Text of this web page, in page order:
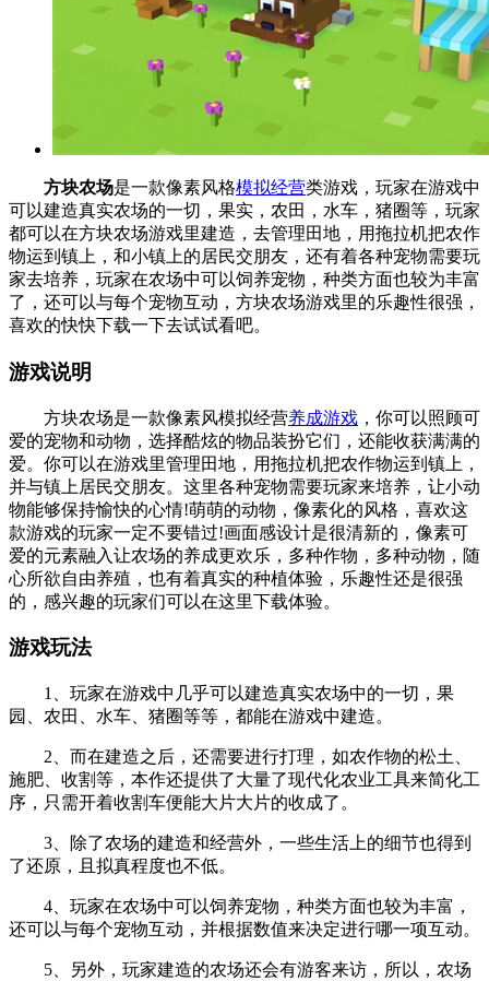
方块农场是一款像素风格模拟经营类游戏，玩家在游戏中
可以建造真实农场的一切，果实，农田，水车，猪圈等，玩家
都可以在方块农场游戏里建造，去管理田地，用拖拉机把农作
物运到镇上，和小镇上的居民交朋友，还有着各种宠物需要玩
家去培养，玩家在农场中可以饲养宠物，种类方面也较为丰富
了，还可以与每个宠物互动，方块农场游戏里的乐趣性很强，
喜欢的快快下载一下去试试看吧。
游戏说明
方块农场是一款像素风模拟经营养成游戏 ，你可以照顾可
爱的宠物和动物，选择酷炫的物品装扮它们，还能收获满满的
爱。你可以在游戏里管理田地，用拖拉机把农作物运到镇上，
并与镇上居民交朋友。这里各种宠物需要玩家来培养，让小动
物能够保持愉快的心情!萌萌的动物，像素化的风格，喜欢这
款游戏的玩家一定不要错过!画面感设计是很清新的，像素可
爱的元素融入让农场的养成更欢乐，多种作物，多种动物，随
心所欲自由养殖，也有着真实的种植体验，乐趣性还是很强
的，感兴趣的玩家们可以在这里下载体验。
游戏玩法
1、玩家在游戏中几乎可以建造真实农场中的一切，果
园、农田、水车、猪圈等等，都能在游戏中建造。
2、而在建造之后，还需要进行打理，如农作物的松土、
施肥、收割等，本作还提供了大量了现代化农业工具来简化工
序，只需开着收割车便能大片大片的收成了。
3、除了农场的建造和经营外，一些生活上的细节也得到
了还原，且拟真程度也不低。
4、玩家在农场中可以饲养宠物，种类方面也较为丰富，
还可以与每个宠物互动，并根据数值来决定进行哪一项互动。
5、另外，玩家建造的农场还会有游客来访，所以，农场